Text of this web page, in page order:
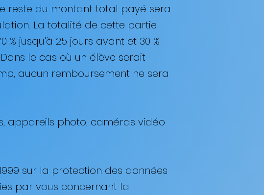
reste du montant total payé sera
La totalité de cette partie
jusqu'à 25 jours avant et 30 %
le cas où un élève serait
aucun remboursement ne sera
appareils photo, caméras vidéo
sur la protection des données
par vous concernant la